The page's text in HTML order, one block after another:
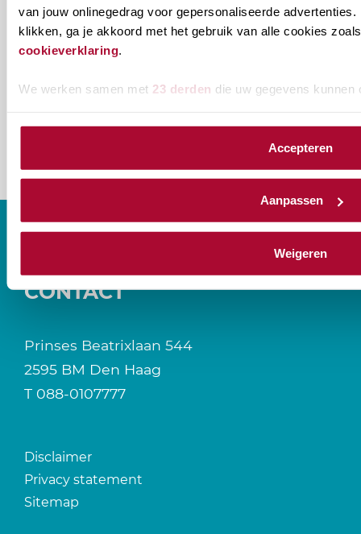
van jouw onlinegedrag voor gepersonaliseerde advertenties.
klikken, ga je akkoord met het gebruik van alle cookies
cookieverklaring.
We werken samen met 23 derden die uw gegevens kunnen
Accepteren
Aanpassen
Weigeren
E-mailadres*
willen
ontvangen?
CONTACT
Prinses Beatrixlaan 544
2595 BM Den Haag
T 088-0107777
Disclaimer
Privacy statement
Sitemap